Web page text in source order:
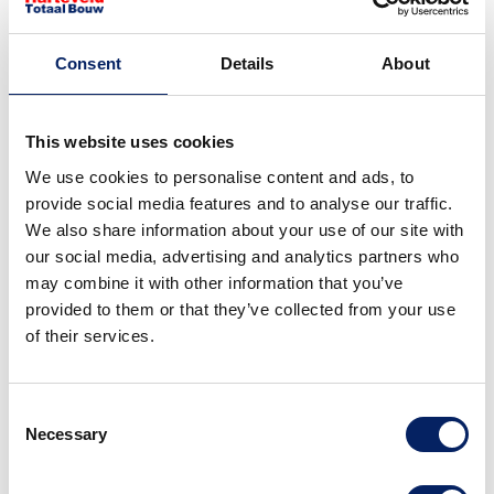
Consent Details About
This website uses cookies
We use cookies to personalise content and ads, to
provide social media features and to analyse our traffic.
We also share information about your use of our site with
our social media, advertising and analytics partners who
may combine it with other information that you’ve
provided to them or that they’ve collected from your use
of their services.
Selection
Necessary
badkamer eruit verwijderen en de nieuwe onderdelen
Volledige badkamer renovatie in
Pijnacker
Bij een volledige renovatie van uw badkamer komt
behoorlijk wat kijken. Niet alleen moet ieder hoekje en
gaatje gestript worden, maar soms moeten er ook
nieuwe leidingen gelegd worden. Al weten wij als geen
ander dat dit maar een kleine prijs is om te betalen. Wie
wilt er nou niet een droom badkamer bezitten zoals u
zo soepel mogelijk te laten verlopen, kunt u Harteveld
begeleidingstraject voor u te overzien.
Met een badkamer renovatie fleurt u uw hele huis op.